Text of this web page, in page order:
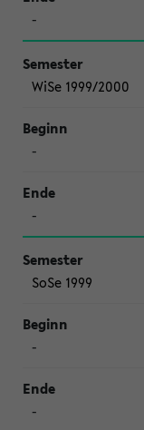
-
WiSe 1999/2000
-
-
SoSe 1999
-
-